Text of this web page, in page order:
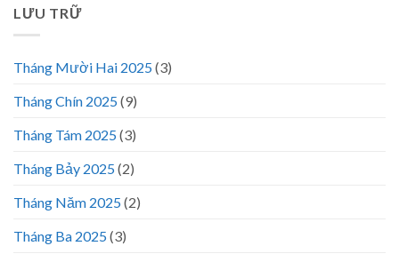
LƯU TRỮ
Tháng Mười Hai 2025(3)
Tháng Chín 2025(9)
Tháng Tám 2025(3)
Tháng Bảy 2025(2)
Tháng Năm 2025(2)
Tháng Ba 2025(3)